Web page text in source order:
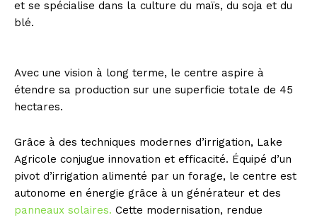
et se spécialise dans la culture du maïs, du soja et du
blé.
Avec une vision à long terme, le centre aspire à
étendre sa production sur une superficie totale de 45
hectares.
Grâce à des techniques modernes d’irrigation, Lake
Agricole conjugue innovation et efficacité. Équipé d’un
pivot d’irrigation alimenté par un forage, le centre est
autonome en énergie grâce à un générateur et des
panneaux solaires. Cette modernisation, rendue